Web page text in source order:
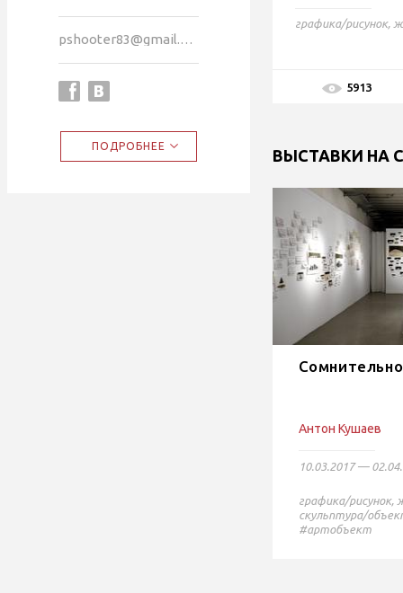
pshooter83@gmail.com
ПОДРОБНЕЕ
графика/рисунок,
5913
ВЫСТАВКИ НА
Антон Кушаев
10.03.2017 —
графика/рисунок,
скульптура/
#артобъект